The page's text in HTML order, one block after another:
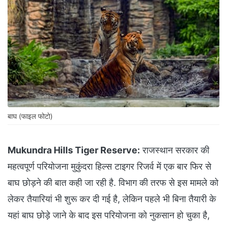
बाघ (फाइल फोटो)
Mukundra Hills Tiger Reserve: राजस्थान सरकार की
महत्वपूर्ण परियोजना मुकुंदरा हिल्स टाइगर रिजर्व में एक बार फिर से
बाघ छोड़ने की बात कही जा रही है. विभाग की तरफ से इस मामले को
लेकर तैयारियां भी शुरू कर दी गई है, लेकिन पहले भी बिना तैयारी के
यहां बाघ छोड़े जाने के बाद इस परियोजना को नुकसान हो चुका है,